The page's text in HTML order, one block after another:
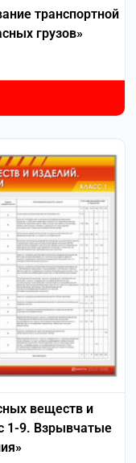
транспортной
грузов»
веществ и
1-9. Взрывчатые